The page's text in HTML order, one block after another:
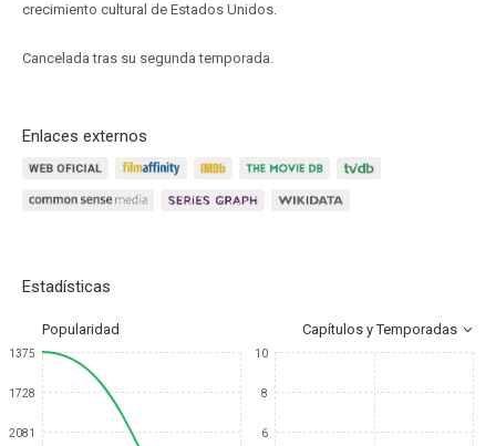
crecimiento cultural de Estados Unidos.
Cancelada tras su segunda temporada.
Enlaces externos
Estadísticas
Popularidad Capítulos y Temporadas
1375
1728
2081
10
8
6